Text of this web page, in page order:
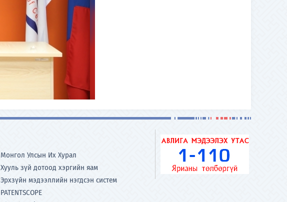
Монгол Улсын Их Хурал
Хууль зүй дотоод хэргийн яам
Эрхзүйн мэдээллийн нэгдсэн систем
PATENTSCOPE